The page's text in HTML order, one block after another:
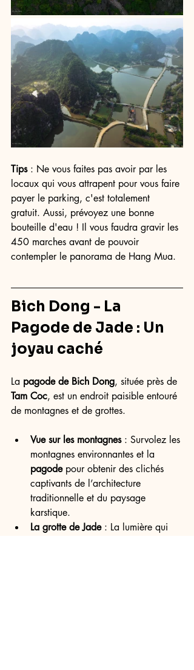
Tips : Ne vous faites pas avoir par les
locaux qui vous attrapent pour vous faire
payer le parking, c'est totalement
gratuit. Aussi, prévoyez une bonne
bouteille d'eau ! Il vous faudra gravir les
450 marches avant de pouvoir
contempler le panorama de Hang Mua.
Bich Dong - La
Pagode de Jade : Un
joyau caché
La pagode de Bich Dong, située près de
Tam Coc, est un endroit paisible entouré
de montagnes et de grottes.
Vue sur les montagnes : Survolez les
montagnes environnantes et la
pagode pour obtenir des clichés
captivants de l’architecture
traditionnelle et du paysage
karstique.
La grotte de Jade : La lumière qui